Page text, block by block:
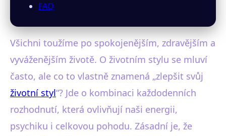
FAQ
Všichni toužíme po spokojenějším, zdravějším a
vyváženějším životě. O životním stylu se mluví
často, ale co to vlastně znamená „zlepšit svůj
životní styl“? Jde o kombinaci každodenních
rozhodnutí, která ovlivňují naši energii,
psychiku i celkovou pohodu. Zásadní je, že